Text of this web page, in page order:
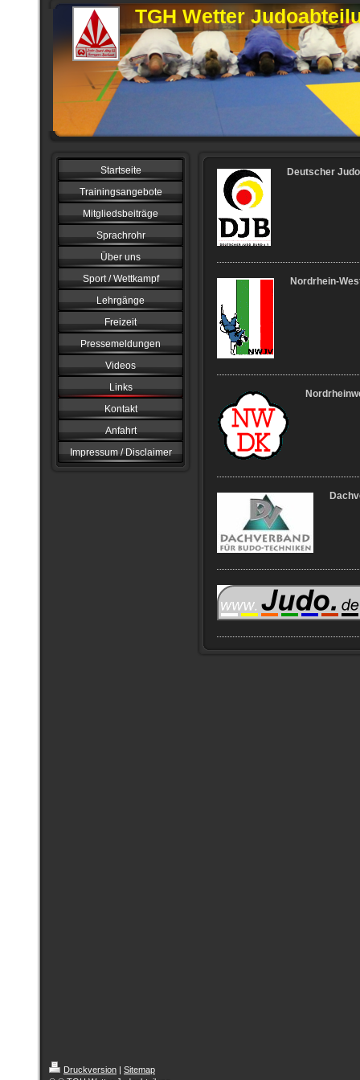
TGH Wetter
Startseite
Trainingsangebote
Mitgliedsbeiträge
Sprachrohr
Über uns
Sport / Wettkampf
Lehrgänge
Freizeit
Pressemeldungen
Videos
Links
Kontakt
Anfahrt
Impressum / Disclaimer
Deutscher
Nordrhein-
Druckversion | Sitemap